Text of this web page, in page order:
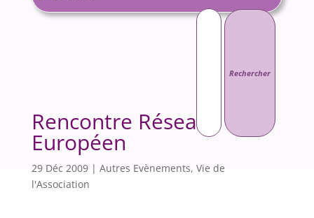
Rechercher :
Rencontre Réseau
Européen
29 Déc 2009| Autres Evènements, Vie de
l'Association